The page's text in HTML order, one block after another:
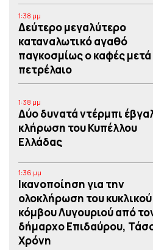
1:38 μμ
Δεύτερο μεγαλύτερο
καταναλωτικό αγαθό
παγκοσμίως ο καφές μετά
πετρέλαιο
1:38 μμ
Δύο δυνατά ντέρμπι
κλήρωση του Κυπέλλου
Ελλάδας
1:36 μμ
Iκανοποίηση για την
ολοκλήρωση του κυκλικού
κόμβου Λυγουριού από
δήμαρχο Επιδαύρου,
Χρόνη